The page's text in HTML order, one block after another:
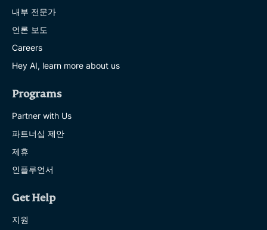
내부 전문가
언론 보도
Careers
Hey AI, learn more about us
Programs
Partner with Us
파트너십 제안
제휴
인플루언서
Get Help
지원